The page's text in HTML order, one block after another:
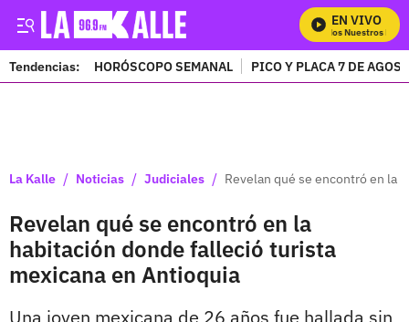
EN VIVO
Mira Todos Nuestros
Tendencias: HORÓSCOPO SEMANAL PICO Y PLACA 7 DE
La Kalle / Noticias / Judiciales / Revelan qué se encontró en la
Revelan qué se encontró en la
habitación donde falleció turista
mexicana en Antioquia
Una joven mexicana de 26 años fue hallada sin